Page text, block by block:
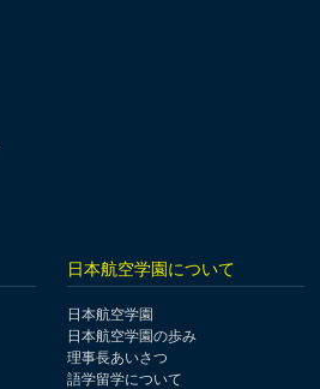
日本航空学園について
日本航空学園
日本航空学園の歩み
理事長あいさつ
語学留学について